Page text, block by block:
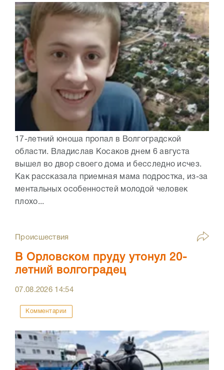
17-летний юноша пропал в Волгоградской
области. Владислав Косаков днем 6 августа
вышел во двор своего дома и бесследно исчез.
Как рассказала приемная мама подростка, из-за
ментальных особенностей молодой человек
плохо...
Происшествия
В Орловском пруду утонул 20-
летний волгоградец
07.08.2026 14:54
Комментарии